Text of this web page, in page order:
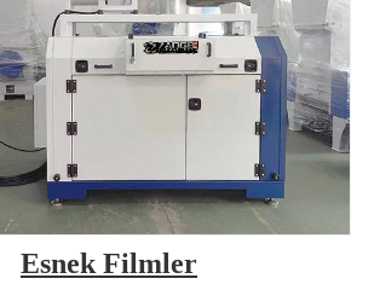
Esnek Filmler